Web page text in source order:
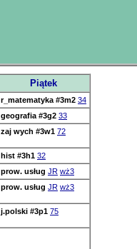
Piątek
r_matematyka #3m2 34
geografia #3g2 33
zaj wych #3w1 72
hist #3h1 32
prow. usług JR wż3
prow. usług JR wż3
j.polski #3p1 75